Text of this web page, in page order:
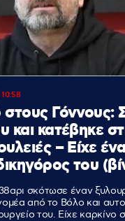
στους Γόννους:
και κατέβηκε
– Είχε
του
σκότωσε έναν
από το Βόλο και
του. Είχε καρκίνο